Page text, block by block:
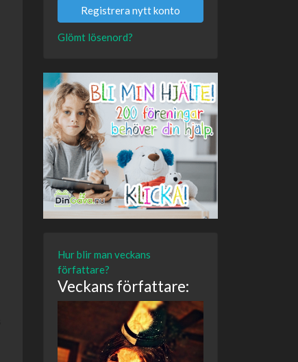
Registrera nytt konto
Glömt lösenord?
Hur blir man veckans
författare?
Veckans författare: